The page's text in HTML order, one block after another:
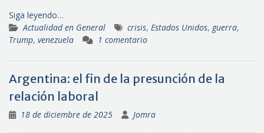
Siga leyendo…
Actualidad en General
crisis, Estados Unidos, guerra,
Trump, venezuela 1 comentario
Argentina: el fin de la presunción de la
relación laboral
18 de diciembre de 2025 Jomra